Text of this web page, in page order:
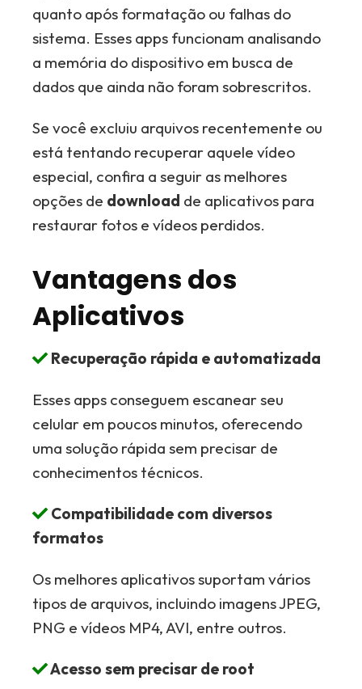
quanto após formatação ou falhas do
sistema. Esses apps funcionam analisando
a memória do dispositivo em busca de
dados que ainda não foram sobrescritos.
Se você excluiu arquivos recentemente ou
está tentando recuperar aquele vídeo
especial, confira a seguir as melhores
opções de download de aplicativos para
restaurar fotos e vídeos perdidos.
Vantagens dos
Aplicativos
Recuperação rápida e automatizada
Esses apps conseguem escanear seu
celular em poucos minutos, oferecendo
uma solução rápida sem precisar de
conhecimentos técnicos.
Compatibilidade com diversos
formatos
Os melhores aplicativos suportam vários
tipos de arquivos, incluindo imagens JPEG,
PNG e vídeos MP4, AVI, entre outros.
Acesso sem precisar de root